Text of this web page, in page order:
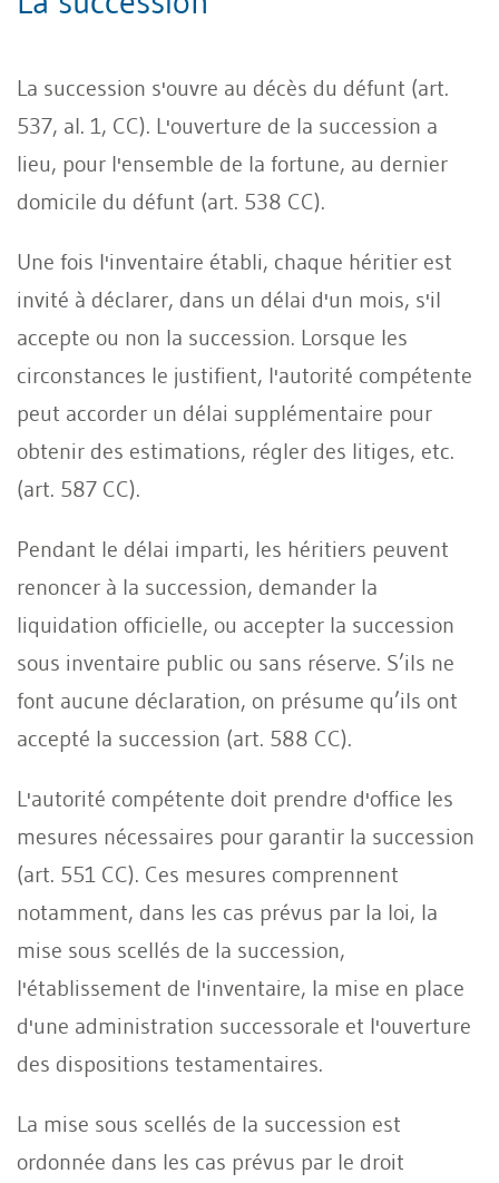
La succession s'ouvre au décès du défunt (art.
537, al. 1, CC). L'ouverture de la succession a
lieu, pour l'ensemble de la fortune, au dernier
domicile du défunt (art. 538 CC).
Une fois l'inventaire établi, chaque héritier est
invité à déclarer, dans un délai d'un mois, s'il
accepte ou non la succession. Lorsque les
circonstances le justifient, l'autorité compétente
peut accorder un délai supplémentaire pour
obtenir des estimations, régler des litiges, etc.
(art. 587 CC).
Pendant le délai imparti, les héritiers peuvent
renoncer à la succession, demander la
liquidation officielle, ou accepter la succession
sous inventaire public ou sans réserve. S’ils ne
font aucune déclaration, on présume qu’ils ont
accepté la succession (art. 588 CC).
L'autorité compétente doit prendre d'office les
mesures nécessaires pour garantir la succession
(art. 551 CC). Ces mesures comprennent
notamment, dans les cas prévus par la loi, la
mise sous scellés de la succession,
l'établissement de l'inventaire, la mise en place
d'une administration successorale et l'ouverture
des dispositions testamentaires.
La mise sous scellés de la succession est
ordonnée dans les cas prévus par le droit